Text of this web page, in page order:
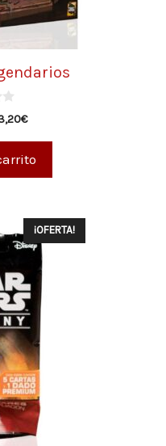
€
¡OFERTA!